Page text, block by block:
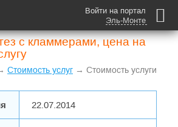
Войти на портал
Эль-Монте
с кламмерами, цена на
Стоимость услуг → Стоимость услуги
22.07.2014